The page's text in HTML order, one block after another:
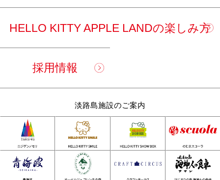
HELLO KITTY APPLE LANDの楽しみ方
採用情報
淡路島施設のご案内